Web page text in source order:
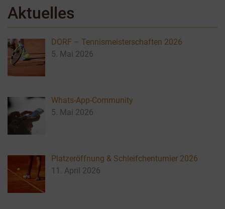
Aktuelles
DORF – Tennismeisterschaften 2026
5. Mai 2026
Whats-App-Community
5. Mai 2026
Platzeröffnung & Schleifchenturnier 2026
11. April 2026